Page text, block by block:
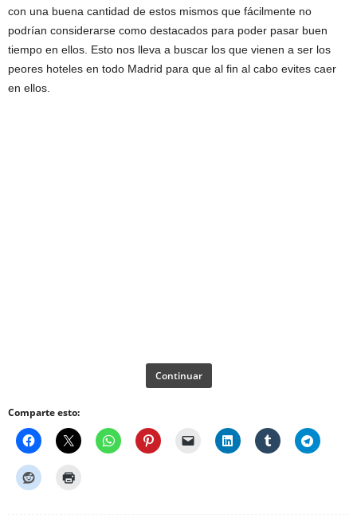
con una buena cantidad de estos mismos que fácilmente no
podrían considerarse como destacados para poder pasar buen
tiempo en ellos. Esto nos lleva a buscar los que vienen a ser los
peores hoteles en todo Madrid para que al fin al cabo evites caer
en ellos.
Continuar
Comparte esto: